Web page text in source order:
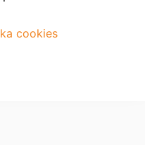
cookies